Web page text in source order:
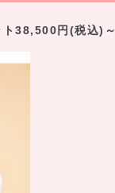
38,500円(税込)～